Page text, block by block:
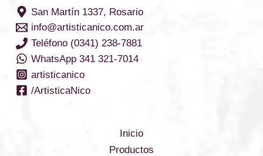
San Martín 1337, Rosario
info@artisticanico.com.ar
Teléfono (0341) 238-7881
WhatsApp 341 321-7014
artisticanico
/ArtisticaNico
Inicio
Productos